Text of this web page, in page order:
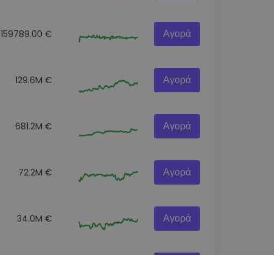
159789.00 € Αγορά
129.6M € Αγορά
681.2M € Αγορά
72.2M € Αγορά
34.0M € Αγορά